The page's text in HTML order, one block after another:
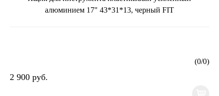
алюминием 17" 43*31*13, черный FIT
(0/0)
2 900 руб.